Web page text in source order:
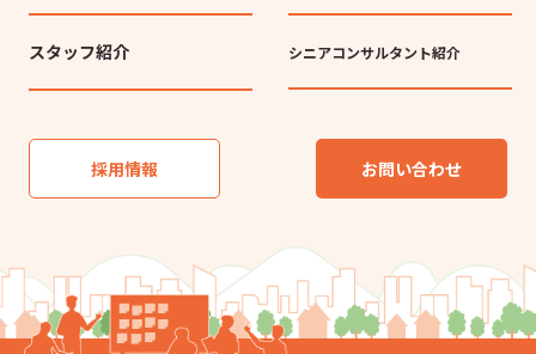
スタッフ紹介 シニアコンサルタント紹介
採用情報 お問い合わせ